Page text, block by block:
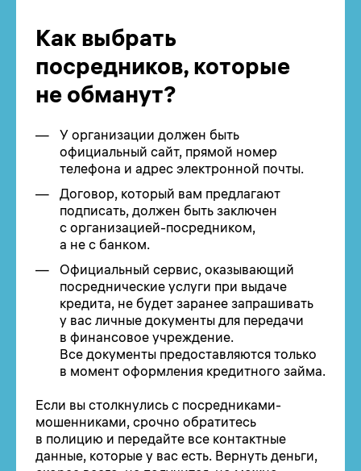
Как выбрать
посредников, которые
не обманут?
У организации должен быть
официальный сайт, прямой номер
телефона и адрес электронной почты.
Договор, который вам предлагают
подписать, должен быть заключен
с организацией-посредником,
а не с банком.
Официальный сервис, оказывающий
посреднические услуги при выдаче
кредита, не будет заранее запрашивать
у вас личные документы для передачи
в финансовое учреждение.
Все документы предоставляются только
в момент оформления кредитного займа.
Если вы столкнулись с посредниками-
мошенниками, срочно обратитесь
в полицию и передайте все контактные
данные, которые у вас есть. Вернуть деньги,